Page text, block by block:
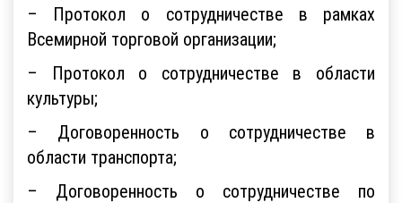
– Протокол о сотрудничестве в рамках
Всемирной торговой организации;
– Протокол о сотрудничестве в области
культуры;
– Договоренность о сотрудничестве в
области транспорта;
– Договоренность о сотрудничестве по